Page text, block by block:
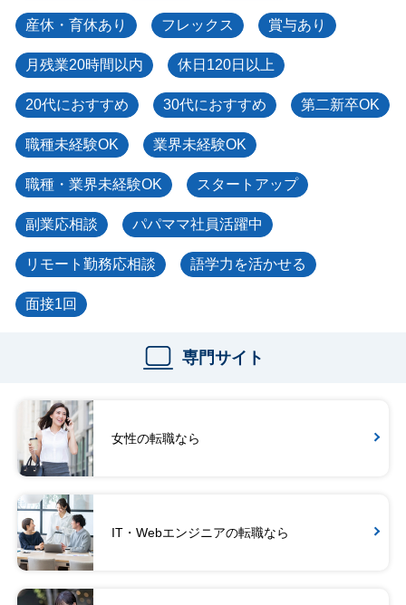
産休・育休あり フレックス 賞与あり
月残業20時間以内 休日120日以上
20代におすすめ 30代におすすめ 第二新卒OK
職種未経験OK 業界未経験OK
職種・業界未経験OK スタートアップ
副業応相談 パパママ社員活躍中
リモート勤務応相談 語学力を活かせる
面接1回
専門サイト
女性の転職なら
IT・Webエンジニアの転職なら